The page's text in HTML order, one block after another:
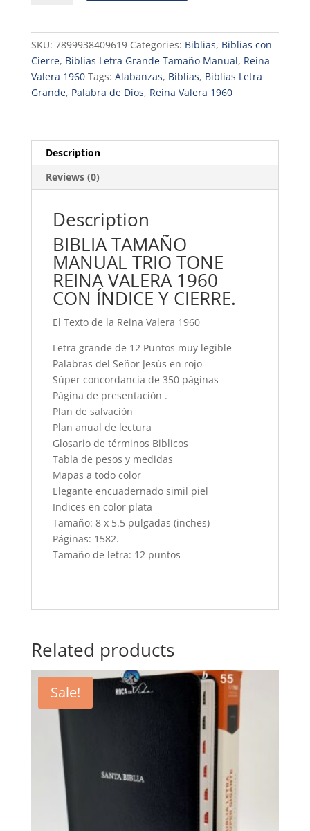
1960
con
Índice
Tone
quantity
SKU: 7899938409619 Categories: Biblias, Biblias con
Cierre, Biblias Letra Grande Tamaño Manual, Reina
Valera 1960 Tags: Alabanzas, Biblias, Biblias Letra
Grande, Palabra de Dios, Reina Valera 1960
Description
Reviews (0)
Description
BIBLIA TAMAÑO
MANUAL TRIO TONE
REINA VALERA 1960
CON ÍNDICE Y CIERRE.
El Texto de la Reina Valera 1960
Letra grande de 12 Puntos muy legible
Palabras del Señor Jesús en rojo
Súper concordancia de 350 páginas
Página de presentación .
Plan de salvación
Plan anual de lectura
Glosario de términos Biblicos
Tabla de pesos y medidas
Mapas a todo color
Elegante encuadernado simil piel
Indices en color plata
Tamaño: 8 x 5.5 pulgadas (inches)
Páginas: 1582.
Tamaño de letra: 12 puntos
Related products
Sale!